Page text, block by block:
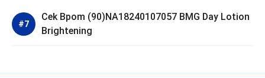
Cek Bpom (90)NA18240107057 BMG Day Lotion
Brightening